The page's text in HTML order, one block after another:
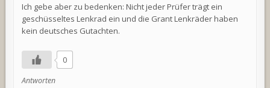
Ich gebe aber zu bedenken: Nicht jeder Prüfer trägt ein
geschüsseltes Lenkrad ein und die Grant Lenkräder haben
kein deutsches Gutachten.
0
Antworten